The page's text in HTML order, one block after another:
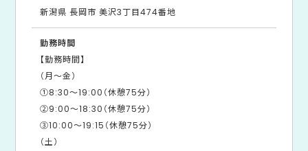
新潟県 長岡市 美沢3丁目474番地
勤務時間
【勤務時間】
（月～金）
①8:30～19:00（休憩75分）
②9:00～18:30（休憩75分）
③10:00～19:15（休憩75分）
（土）